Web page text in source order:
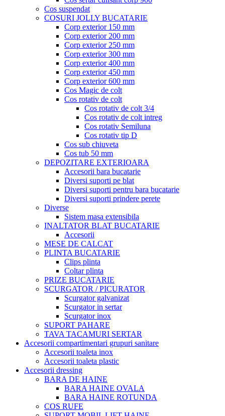
Cos suspendat
COSURI JOLLY BUCATARIE
Corp exterior 150 mm
Corp exterior 200 mm
Corp exterior 250 mm
Corp exterior 300 mm
Corp exterior 400 mm
Corp exterior 450 mm
Corp exterior 600 mm
Cos Magic de colt
Cos rotativ de colt
Cos rotativ de colt 3/4
Cos rotativ de colt intreg
Cos rotativ Semiluna
Cos rotativ tip D
Cos sub chiuveta
Cos tub 50 mm
DEPOZITARE EXTERIOARA
Accesorii bara bucatarie
Diversi suporti pe blat
Diversi suporti pentru bara bucatarie
Diversi suporti prindere perete
Diverse
Sistem masa extensibila
INALTATOR BLAT BUCATARIE
Accesorii
MESE DE CALCAT
PLINTA BUCATARIE
Clips plinta
Coltar plinta
PRIZE BUCATARIE
SCURGATOR / PICURATOR
Scurgator galvanizat
Scurgator in sertar
Scurgator inox
SUPORT PAHARE
TAVA TACAMURI SERTAR
Accesorii compartimentari grupuri sanitare
Accesorii toaleta inox
Accesorii toaleta plastic
Accesorii dressing
BARA DE HAINE
BARA HAINE OVALA
BARA HAINE ROTUNDA
COS RUFE